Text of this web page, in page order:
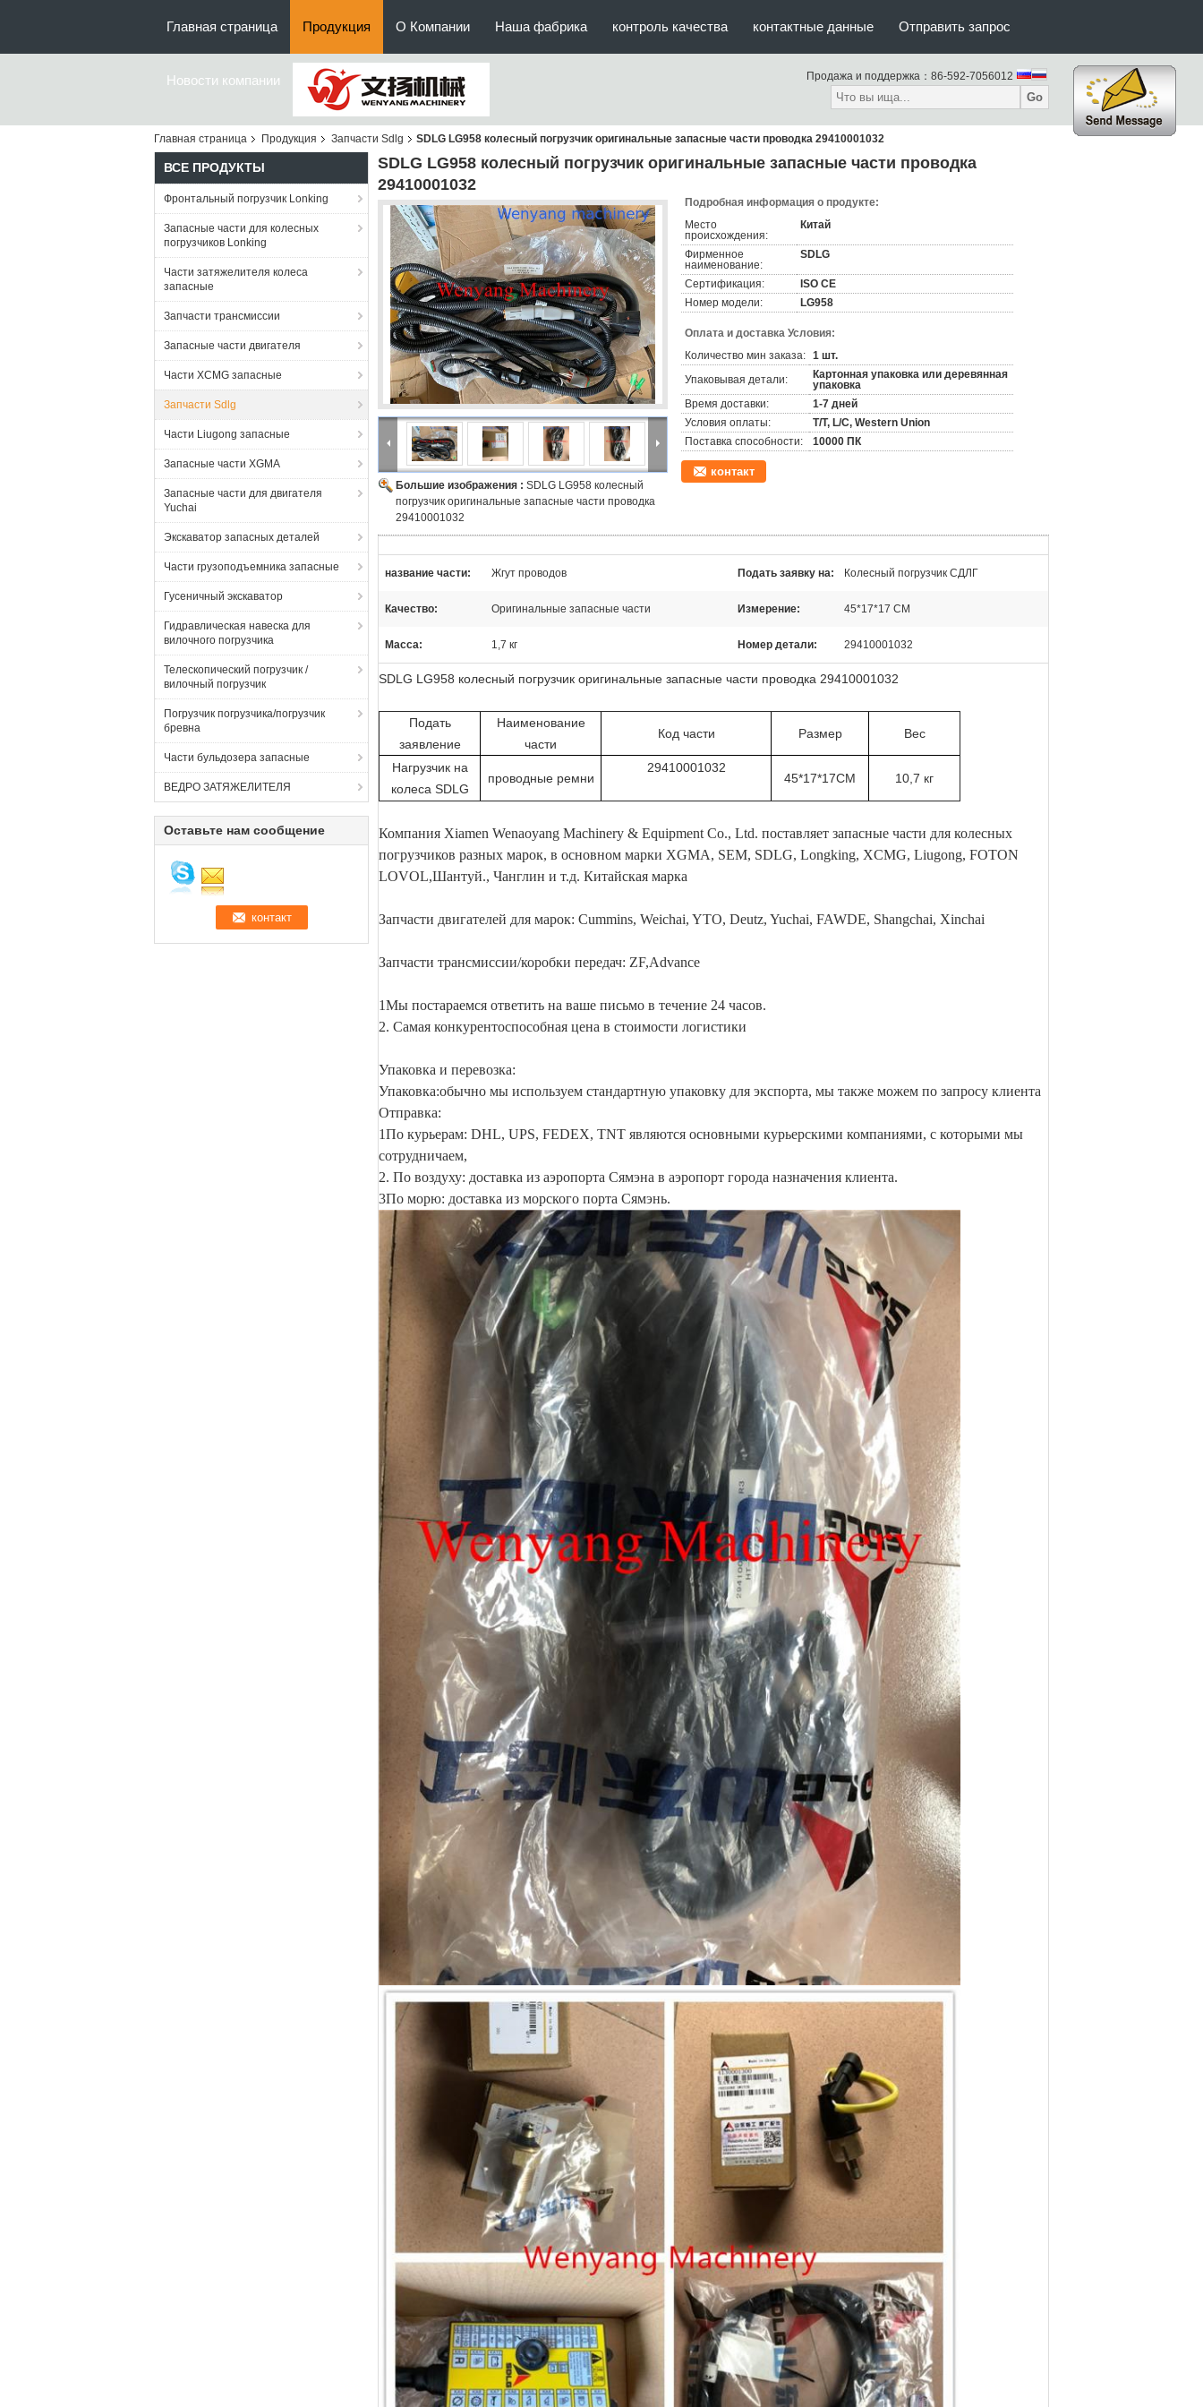
Главная страница Продукция О Компании Наша фабрика контроль качества контактные данные Отправить запрос
Новости компании Продажа и поддержка： 86-592-7056012
Go
Главная страница Продукция Запчасти Sdlg SDLG LG958 колесный погрузчик оригинальные запасные части проводка 29410001032
ВСЕ ПРОДУКТЫ
Фронтальный погрузчик Lonking
Запасные части для колесных
погрузчиков Lonking
Части затяжелителя колеса
запасные
Запчасти трансмиссии
Запасные части двигателя
Части XCMG запасные
Запчасти Sdlg
Части Liugong запасные
Запасные части XGMA
Запасные части для двигателя
Yuchai
Экскаватор запасных деталей
Части грузоподъемника запасные
Гусеничный экскаватор
Гидравлическая навеска для
вилочного погрузчика
Телескопический погрузчик /
вилочный погрузчик
Погрузчик погрузчика/погрузчик
бревна
Части бульдозера запасные
ВЕДРО ЗАТЯЖЕЛИТЕЛЯ
Оставьте нам сообщение
SDLG LG958 колесный погрузчик оригинальные запасные части проводка
29410001032
Большие изображения : SDLG LG958 колесный
погрузчик оригинальные запасные части проводка
29410001032
Подробная информация о продукте:
Место
происхождения:
Китай
Фирменное
наименование:
SDLG
Сертификация:
ISO CE
Номер модели:
LG958
Оплата и доставка Условия:
Количество мин заказа: 1 шт.
Упаковывая детали:
Картонная упаковка или деревянная
упаковка
Время доставки:
1-7 дней
Условия оплаты:
T/T, L/C, Western Union
Поставка способности:
10000 ПК
контакт
название части: Жгут проводов Подать заявку на: Колесный погрузчик СДЛГ
Качество: Оригинальные запасные части Измерение: 45*17*17 СМ
Масса: 1,7 кг Номер детали: 29410001032
SDLG LG958 колесный погрузчик оригинальные запасные части проводка 29410001032
Подать
заявление
Наименование
части
Код части Размер Вес
Нагрузчик на
колеса SDLG
проводные ремни
29410001032
45*17*17CM 10,7 кг
Компания Xiamen Wenaoyang Machinery & Equipment Co., Ltd. поставляет запасные части для колесных
погрузчиков разных марок, в основном марки XGMA, SEM, SDLG, Longking, XCMG, Liugong, FOTON
LOVOL,Шантуй., Чанглин и т.д. Китайская марка
Запчасти двигателей для марок: Cummins, Weichai, YTO, Deutz, Yuchai, FAWDE, Shangchai, Xinchai
Запчасти трансмиссии/коробки передач: ZF,Advance
1Мы постараемся ответить на ваше письмо в течение 24 часов.
2. Самая конкурентоспособная цена в стоимости логистики
Упаковка и перевозка:
Упаковка:обычно мы используем стандартную упаковку для экспорта, мы также можем по запросу клиента
Отправка:
1По курьерам: DHL, UPS, FEDEX, TNT являются основными курьерскими компаниями, с которыми мы
сотрудничаем,
2. По воздуху: доставка из аэропорта Сямэна в аэропорт города назначения клиента.
3По морю: доставка из морского порта Сямэнь.